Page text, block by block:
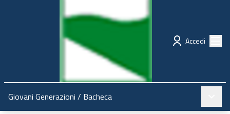
Regione Emilia-Romagna Partecipazione
Accedi
Giovani Generazioni / Bacheca